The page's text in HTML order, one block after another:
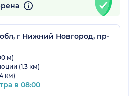
г Нижний Новгород, пр-
м)
(1.3 км)
км)
в 08:00